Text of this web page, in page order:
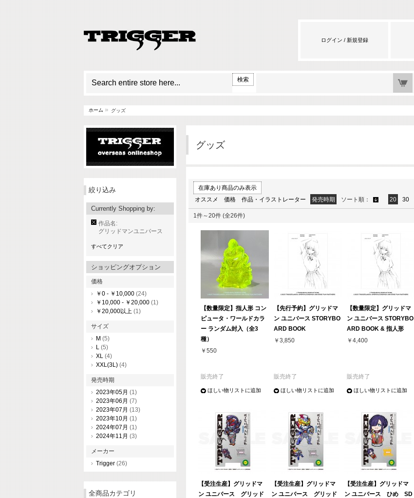
ログイン / 新規登録
検索
ホーム グッズ
グッズ
在庫あり商品のみ表示
オススメ
価格 作品・イラストレーター 発売時期 ソート順： 20 30
1件～20件 (全26件)
【数量限定】指人形 コン
ピュータ・ワールドカラ
ー ランダム封入（全3
種）
￥550
販売終了
ほしい物リストに追加
【先行予約】グリッドマ
ン ユニバース STORYBO
ARD BOOK
￥3,850
販売終了
ほしい物リストに追加
【数量限定】グリッドマ
ン ユニバース STORYBO
ARD BOOK & 指人形
￥4,400
販売終了
ほしい物リストに追加
【受注生産】グリッドマ
ン ユニバース グリッド
【受注生産】グリッドマ
ン ユニバース グリッド
【受注生産】グリッドマ
ン ユニバース ひめ SD
絞り込み
Currently Shopping by:
作品名:
グリッドマンユニバース
すべてクリア
ショッピングオプション
価格
￥0 - ￥10,000 (24)
￥10,000 - ￥20,000 (1)
￥20,000以上 (1)
サイズ
M (5)
L (5)
XL (4)
XXL(3L) (4)
発売時期
2023年05月 (1)
2023年06月 (7)
2023年07月 (13)
2023年10月 (1)
2024年07月 (1)
2024年11月 (3)
メーカー
Trigger (26)
全商品カテゴリ